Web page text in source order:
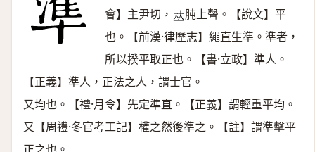
會】主尹切， 𠀤肫上聲。【說文】平
也。【前漢·律歷志】繩直生準。準者，
所以揆平取正也。【書·立政】準人。
【正義】準人，正法之人，謂士官。
又均也。【禮·月令】先定準直。【正義】謂輕重平均。
又【周禮·冬官考工記】權之然後準之。【註】謂準擊平